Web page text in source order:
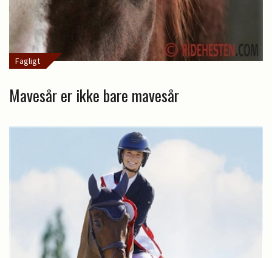
Fagligt
Mavesår er ikke bare mavesår